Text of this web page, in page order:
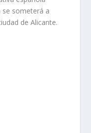
se someterá a
de Alicante.